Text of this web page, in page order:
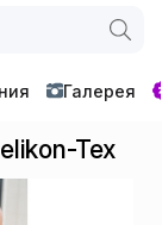
Галерея
Tex